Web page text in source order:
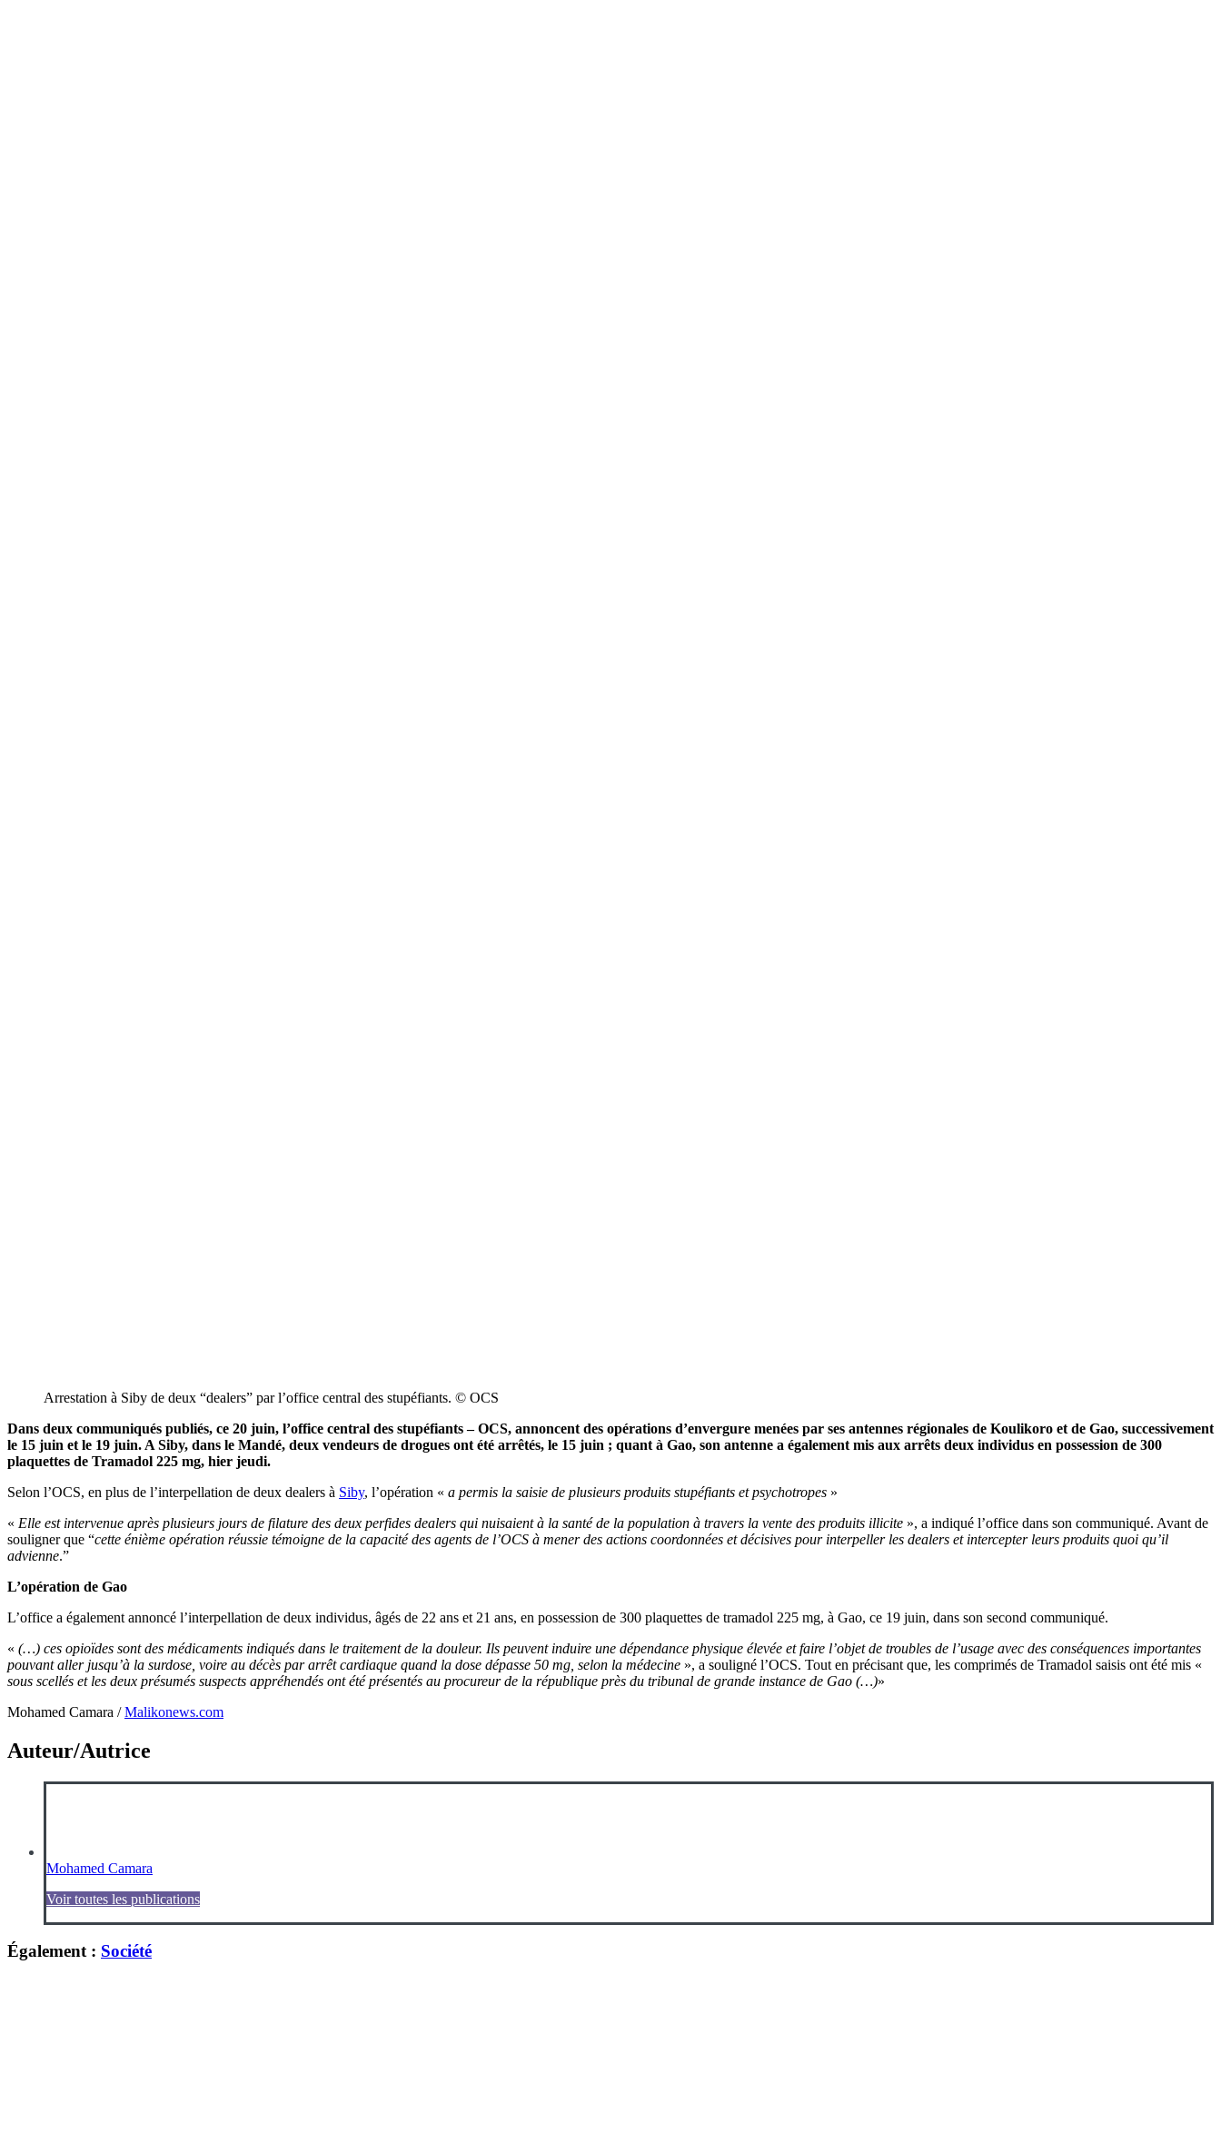
Arrestation à Siby de deux “dealers” par l’office central des stupéfiants. © OCS
Dans deux communiqués publiés, ce 20 juin, l’office central des stupéfiants – OCS, annoncent des opérations d’envergure menées par ses antennes régionales de Koulikoro et de Gao, successivement
le 15 juin et le 19 juin. A Siby, dans le Mandé, deux vendeurs de drogues ont été arrêtés, le 15 juin ; quant à Gao, son antenne a également mis aux arrêts deux individus en possession de 300
plaquettes de Tramadol 225 mg, hier jeudi.
Selon l’OCS, en plus de l’interpellation de deux dealers à Siby, l’opération « a permis la saisie de plusieurs produits stupéfiants et psychotropes »
« Elle est intervenue après plusieurs jours de filature des deux perfides dealers qui nuisaient à la santé de la population à travers la vente des produits illicite », a indiqué l’office dans son communiqué. Avant de
souligner que “cette énième opération réussie témoigne de la capacité des agents de l’OCS à mener des actions coordonnées et décisives pour interpeller les dealers et intercepter leurs produits quoi qu’il
advienne.”
L’opération de Gao
L’office a également annoncé l’interpellation de deux individus, âgés de 22 ans et 21 ans, en possession de 300 plaquettes de tramadol 225 mg, à Gao, ce 19 juin, dans son second communiqué.
« (…) ces opioïdes sont des médicaments indiqués dans le traitement de la douleur. Ils peuvent induire une dépendance physique élevée et faire l’objet de troubles de l’usage avec des conséquences importantes
pouvant aller jusqu’à la surdose, voire au décès par arrêt cardiaque quand la dose dépasse 50 mg, selon la médecine », a souligné l’OCS. Tout en précisant que, les comprimés de Tramadol saisis ont été mis «
sous scellés et les deux présumés suspects appréhendés ont été présentés au procureur de la république près du tribunal de grande instance de Gao (…)»
Mohamed Camara /Malikonews.com
Auteur/Autrice
Mohamed Camara
Voir toutes les publications
Également : Société